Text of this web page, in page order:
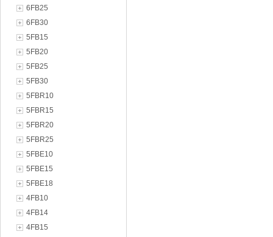
6FB25
6FB30
5FB15
5FB20
5FB25
5FB30
5FBR10
5FBR15
5FBR20
5FBR25
5FBE10
5FBE15
5FBE18
4FB10
4FB14
4FB15